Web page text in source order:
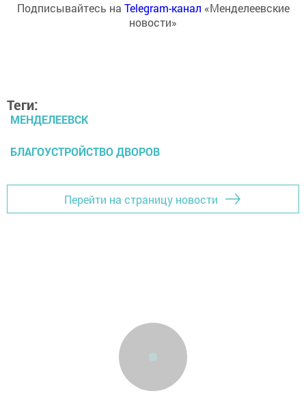
Подписывайтесь на Telegram-канал «Менделеевские
новости»
Теги:
МЕНДЕЛЕЕВСК
БЛАГОУСТРОЙСТВО ДВОРОВ
Перейти на страницу новости